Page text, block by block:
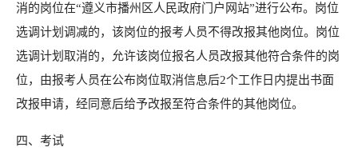
消的岗位在“遵义市播州区人民政府门户网站”进行公布。岗位
选调计划调减的，该岗位的报考人员不得改报其他岗位。岗位
选调计划取消的，允许该岗位报名人员改报其他符合条件的岗
位，由报考人员在公布岗位取消信息后2个工作日内提出书面
改报申请，经同意后给予改报至符合条件的其他岗位。
四、考试